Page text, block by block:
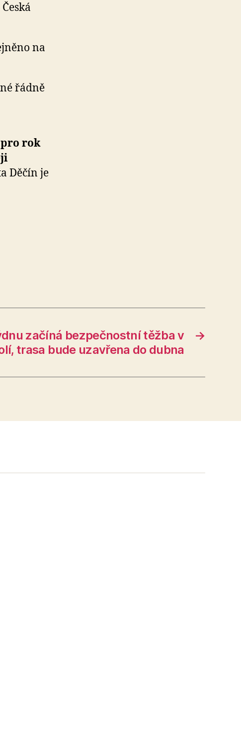
na
řádně
rok
Děčín je
→
začíná bezpečnostní těžba v
trasa bude uzavřena do dubna